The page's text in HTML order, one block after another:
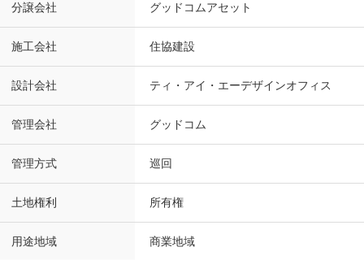
分譲会社 グッドコムアセット
施工会社 住協建設
設計会社 ティ・アイ・エーデザインオフィス
管理会社 グッドコム
管理方式 巡回
土地権利 所有権
用途地域 商業地域